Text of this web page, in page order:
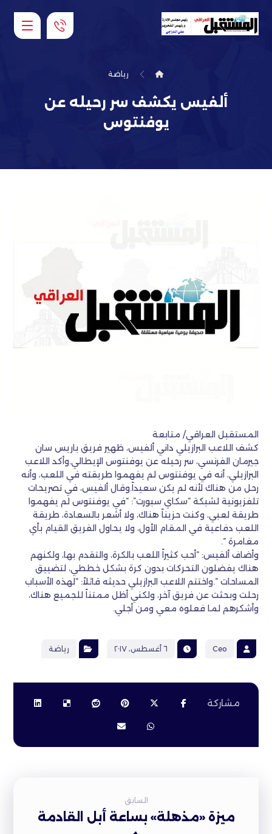
رياضة
ألفيس يكشف سر رحيله عن
يوفنتوس
المستقبل العراقي/ متابعة
كشف اللاعب البرازيلي داني ألفيس، ظهير فريق باريس سان
جيرمان الفرنسي، سر رحيله عن يوفنتوس الإيطالي.وأكد اللاعب
البرازيلي، أنه في يوفنتوس لم يفهموا طريقته في اللعب، وأنه
رحل من هناك لأنه لم يكن سعيداً.وقال ألفيس، في تصريحات
تلفزيونية لشبكة “سكاي سبورت”: “في يوفنتوس لم يفهموا
طريقة لعبي، وكنت حزيناً هناك، ولا أشعر بالسعادة، طريقة
اللعب دفاعية في المقام الأول، ولا يحاول الفريق القيام بأي
مغامرة “.
وأضاف ألفيس: “أحب كثيراً اللعب بالكرة، والتقدم بها، ولكنهم
هناك يفضلون التحركات بدون كرة بشكل خططي، لتضييق
المساحات “.واختتم اللاعب البرازيلي حديثه قائلاً: “لهذه الأسباب
رحلت وبحثت عن فريق آخر، ولكني أظل ممتناً للجميع هناك،
وأشكرهم لما فعلوه معي ومن أجلي.
Ceo ٦ أغسطس، ٢٠١٧ رياضة
السابق
ميزة «مذهلة» بساعة أبل القادمة